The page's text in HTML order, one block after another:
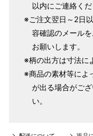
サイズ 身長目安
S
～
SW
以内にご連絡くだ
※ご注文翌日～2日
容確認のメール
お願いします。
※柄の出方は寸法に
※商品の素材等によ
が出る場合がご
い。